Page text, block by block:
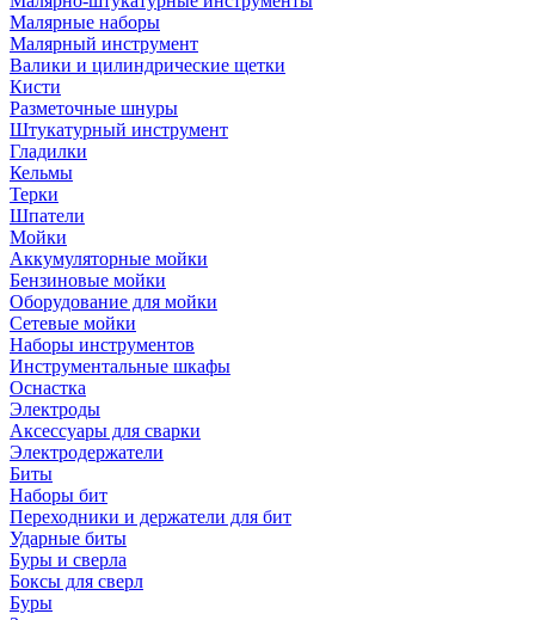
Малярные наборы
Малярный инструмент
Валики и цилиндрические щетки
Кисти
Разметочные шнуры
Штукатурный инструмент
Гладилки
Кельмы
Терки
Шпатели
Мойки
Аккумуляторные мойки
Бензиновые мойки
Оборудование для мойки
Сетевые мойки
Наборы инструментов
Инструментальные шкафы
Оснастка
Электроды
Аксессуары для сварки
Электродержатели
Биты
Наборы бит
Переходники и держатели для бит
Ударные биты
Буры и сверла
Боксы для сверл
Буры